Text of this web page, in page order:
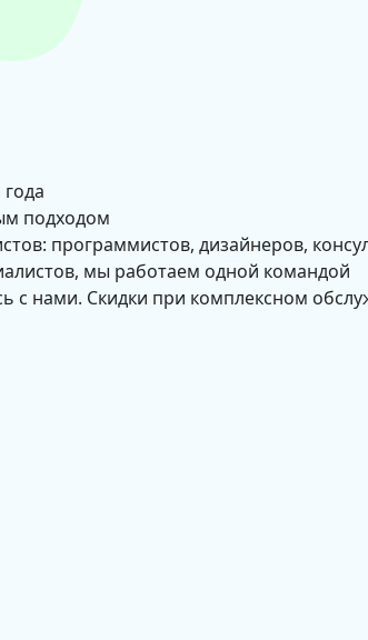
подходом
программистов, дизайнеров,
мы работаем одной командой
с нами. Скидки при комплексном